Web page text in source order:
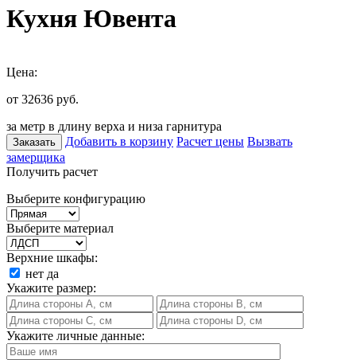
Кухня Ювента
Цена:
от 32636 руб.
за метр в длину верха и низа гарнитура
Заказать Добавить в корзину Расчет цены Вызвать
замерщика
Получить расчет
Выберите конфигурацию
Выберите материал
Верхние шкафы:
нет да
Укажите размер:
Укажите личные данные: